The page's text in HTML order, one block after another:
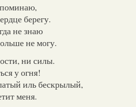
берегу.
не знаю
не могу.
ни силы.
у огня!
иль бескрылый,
меня.